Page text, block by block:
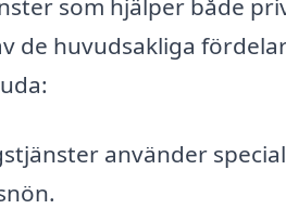
som hjälper både
de huvudsakliga
använder